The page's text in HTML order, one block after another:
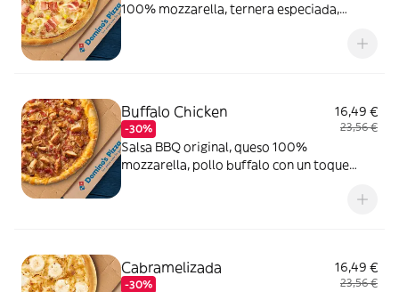
100% mozzarella, ternera especiada,
Buffalo Chicken
-30%
16,49 €
23,56 €
Salsa BBQ original, queso 100%
mozzarella, pollo buffalo con un toque
Cabramelizada
-30%
16,49 €
23,56 €